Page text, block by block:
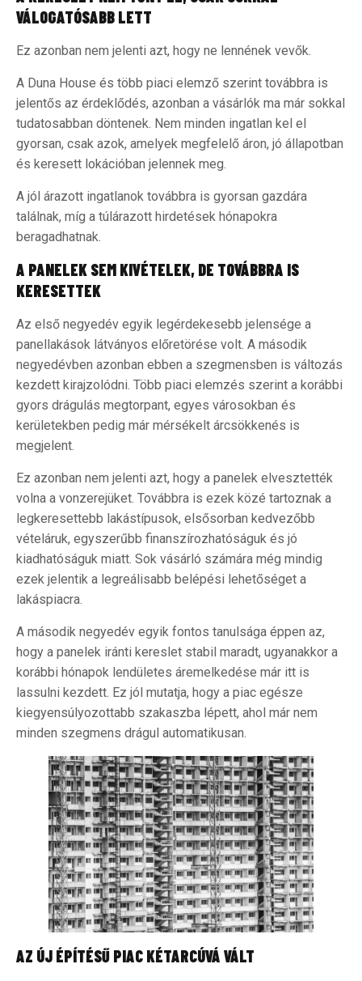
VÁLOGATÓSABB LETT
Ez azonban nem jelenti azt, hogy ne lennének vevők.
A Duna House és több piaci elemző szerint továbbra is
jelentős az érdeklődés, azonban a vásárlók ma már sokkal
tudatosabban döntenek. Nem minden ingatlan kel el
gyorsan, csak azok, amelyek megfelelő áron, jó állapotban
és keresett lokációban jelennek meg.
A jól árazott ingatlanok továbbra is gyorsan gazdára
találnak, míg a túlárazott hirdetések hónapokra
beragadhatnak.
A PANELEK SEM KIVÉTELEK, DE TOVÁBBRA IS
KERESETTEK
Az első negyedév egyik legérdekesebb jelensége a
panellakások látványos előretörése volt. A második
negyedévben azonban ebben a szegmensben is változás
kezdett kirajzolódni. Több piaci elemzés szerint a korábbi
gyors drágulás megtorpant, egyes városokban és
kerületekben pedig már mérsékelt árcsökkenés is
megjelent.
Ez azonban nem jelenti azt, hogy a panelek elvesztették
volna a vonzerejüket. Továbbra is ezek közé tartoznak a
legkeresettebb lakástípusok, elsősorban kedvezőbb
vételáruk, egyszerűbb finanszírozhatóságuk és jó
kiadhatóságuk miatt. Sok vásárló számára még mindig
ezek jelentik a legreálisabb belépési lehetőséget a
lakáspiacra.
A második negyedév egyik fontos tanulsága éppen az,
hogy a panelek iránti kereslet stabil maradt, ugyanakkor a
korábbi hónapok lendületes áremelkedése már itt is
lassulni kezdett. Ez jól mutatja, hogy a piac egésze
kiegyensúlyozottabb szakaszba lépett, ahol már nem
minden szegmens drágul automatikusan.
AZ ÚJ ÉPÍTÉSŰ PIAC KÉTARCÚVÁ VÁLT